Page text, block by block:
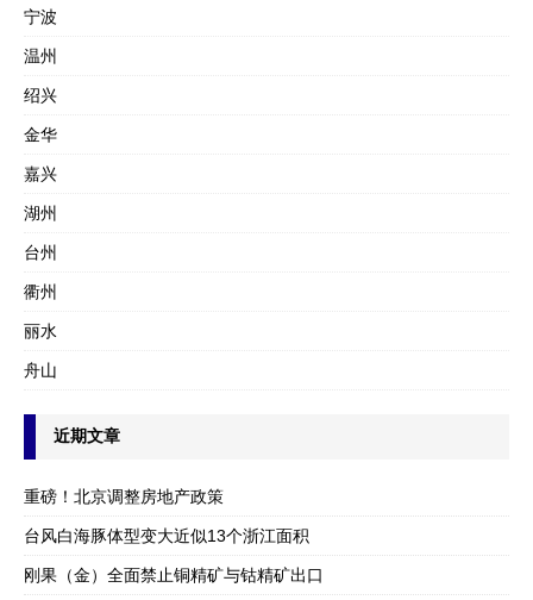
宁波
温州
绍兴
金华
嘉兴
湖州
台州
衢州
丽水
舟山
近期文章
重磅！北京调整房地产政策
台风白海豚体型变大近似13个浙江面积
刚果（金）全面禁止铜精矿与钴精矿出口